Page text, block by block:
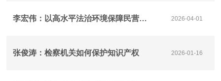
李宏伟：以高水平法治环境保障民营经济高质量发展（深入学习贯彻习近平法治思想） 2026-04-01
张俊涛：检察机关如何保护知识产权 2026-01-16